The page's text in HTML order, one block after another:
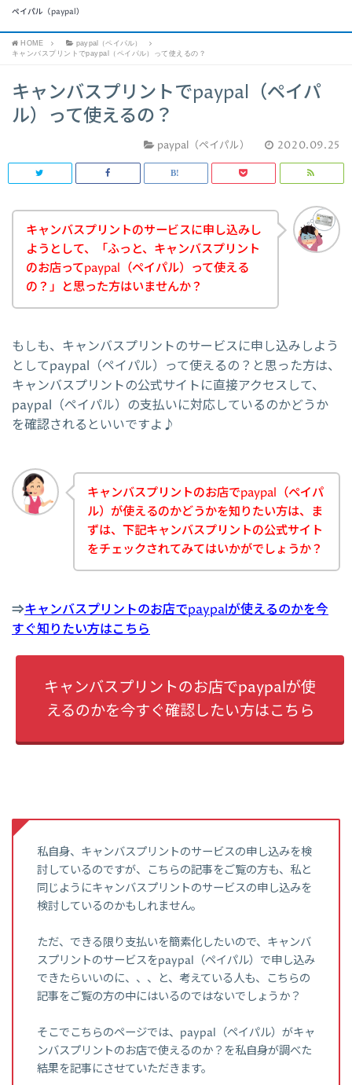
ペイパル（paypal）
HOME
paypal（ペイパル）
キャンバスプリントでpaypal（ペイパル）って使えるの？
キャンバスプリントでpaypal（ペイパ
ル）って使えるの？
paypal（ペイパル） 2020.09.25
キャンバスプリントのサービスに申し込みし
ようとして、「ふっと、キャンバスプリント
のお店ってpaypal（ペイパル）って使える
の？」と思った方はいませんか？
もしも、キャンバスプリントのサービスに申し込みしよう
としてpaypal（ペイパル）って使えるの？と思った方は、
キャンバスプリントの公式サイトに直接アクセスして、
paypal（ペイパル）の支払いに対応しているのかどうか
を確認されるといいですよ♪
キャンバスプリントのお店でpaypal（ペイパ
ル）が使えるのかどうかを知りたい方は、ま
ずは、下記キャンバスプリントの公式サイト
をチェックされてみてはいかがでしょうか？
⇒キャンバスプリントのお店でpaypalが使えるのかを今
すぐ知りたい方はこちら
キャンバスプリントのお店でpaypalが使
えるのかを今すぐ確認したい方はこちら
私自身、キャンバスプリントのサービスの申し込みを検
討しているのですが、こちらの記事をご覧の方も、私と
同じようにキャンバスプリントのサービスの申し込みを
検討しているのかもしれません。
ただ、できる限り支払いを簡素化したいので、キャンバ
スプリントのサービスをpaypal（ペイパル）で申し込み
できたらいいのに、、、と、考えている人も、こちらの
記事をご覧の方の中にはいるのではないでしょうか？
そこでこちらのページでは、paypal（ペイパル）がキャ
ンバスプリントのお店で使えるのか？を私自身が調べた
結果を記事にさせていただきます。